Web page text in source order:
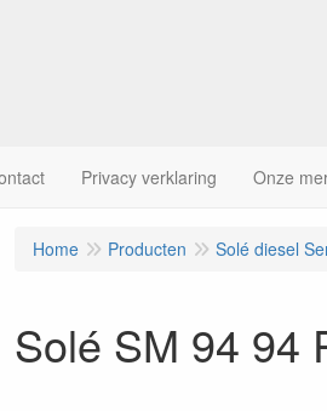
Privacy verklaring Onze
Home Producten Solé diesel
Solé SM 94 94